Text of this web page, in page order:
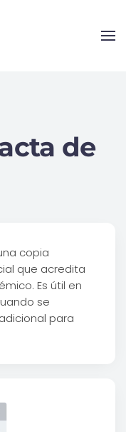
de
copia
que acredita
Es útil en
se
para